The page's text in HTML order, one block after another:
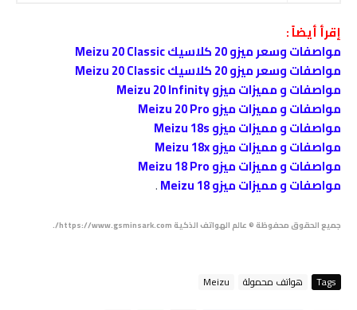
إقرأ أيضاً :
مواصفات وسعر ميزو 20 كلاسيك Meizu 20 Classic
مواصفات وسعر ميزو 20 كلاسيك Meizu 20 Classic
مواصفات و مميزات ميزو Meizu 20 Infinity
مواصفات و مميزات ميزو Meizu 20 Pro
مواصفات و مميزات ميزو Meizu 18s
مواصفات و مميزات ميزو Meizu 18x
مواصفات و مميزات ميزو Meizu 18 Pro
مواصفات و مميزات ميزو Meizu 18
.
جميع الحقوق محفوظة © عالم الهواتف الذكية https://www.gsminsark.com/.
Tags هواتف محمولة Meizu